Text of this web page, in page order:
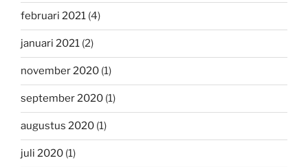
februari 2021 (4)
januari 2021 (2)
november 2020 (1)
september 2020 (1)
augustus 2020 (1)
juli 2020 (1)